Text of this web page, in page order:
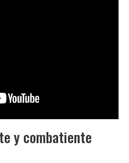
y combatiente